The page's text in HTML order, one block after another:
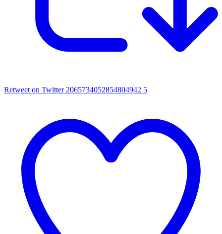
Retweet on Twitter 2065734052854804942 5